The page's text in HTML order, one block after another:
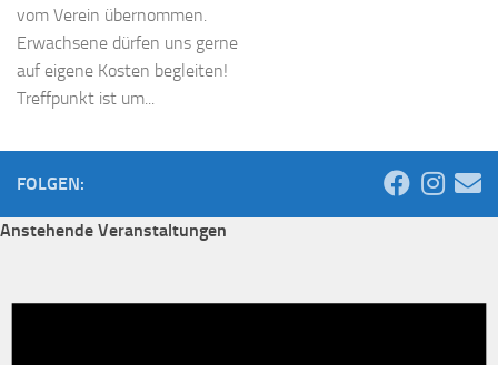
vom Verein übernommen.
Erwachsene dürfen uns gerne
auf eigene Kosten begleiten!
Treffpunkt ist um...
FOLGEN:
Anstehende Veranstaltungen